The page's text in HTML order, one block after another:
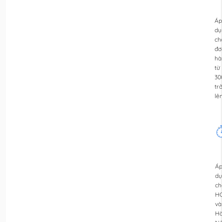
Áp
từ
trở
Áp
và